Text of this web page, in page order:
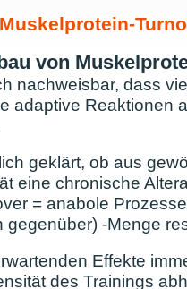
von
nachweisbar, dass
adaptive Reaktionen
geklärt, ob aus
eine chronische
= anabole
gegenüber) -Menge
Effekte
des Trainings